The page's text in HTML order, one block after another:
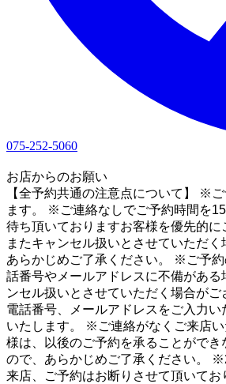
075-252-5060
お店からのお願い
【全予約共通の注意点について】 ※
ます。 ※ご連絡なしでご予約時間を
待ち頂いておりますお客様を優先的に
またキャンセル扱いとさせていただ
あらかじめご了承ください。 ※ご予
話番号やメールアドレスに不備がある
ンセル扱いとさせていただく場合が
電話番号、メールアドレスをご入力
いたします。 ※ご連絡がなくご来店
様は、以後のご予約を承ることができ
ので、あらかじめご了承ください。
来店、ご予約はお断りさせて頂いて